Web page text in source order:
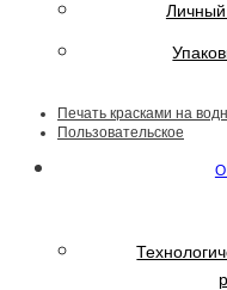
Личный
Печать красками на
Пользовательское
О